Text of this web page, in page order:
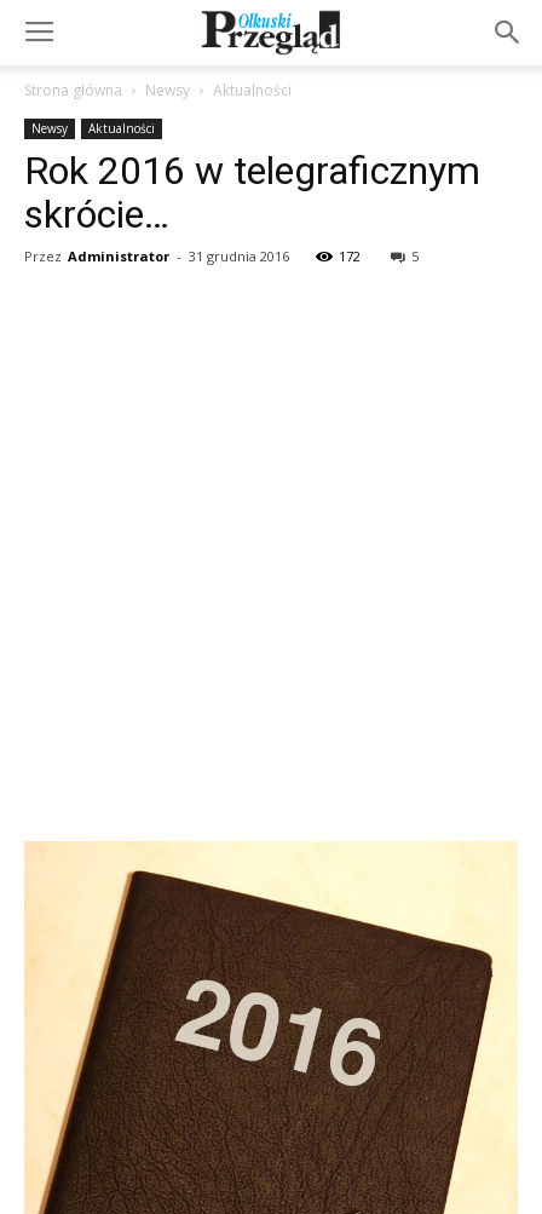
Strona główna Newsy Aktualności
Newsy Aktualności
Rok 2016 w telegraficznym
skrócie…
Przez Administrator - 31 grudnia 2016 172 5